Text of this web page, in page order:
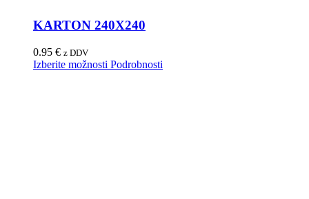
KARTON 240X240
0.95 € z DDV
Izberite možnosti Podrobnosti